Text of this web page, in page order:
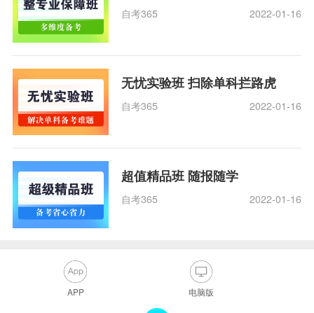
自考365 2022-01-16
无忧实验班 扫除单科拦路虎
自考365 2022-01-16
超值精品班 随报随学
自考365 2022-01-16
APP 电脑版